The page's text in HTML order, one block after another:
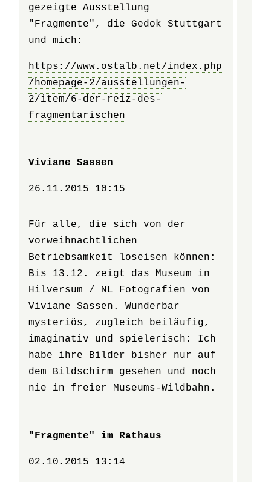
gezeigte Ausstellung
"Fragmente", die Gedok Stuttgart
und mich:
https://www.ostalb.net/index.php
/homepage-2/ausstellungen-
2/item/6-der-reiz-des-
fragmentarischen
Viviane Sassen
26.11.2015 10:15
Für alle, die sich von der
vorweihnachtlichen
Betriebsamkeit loseisen können:
Bis 13.12. zeigt das Museum in
Hilversum / NL Fotografien von
Viviane Sassen. Wunderbar
mysteriös, zugleich beiläufig,
imaginativ und spielerisch: Ich
habe ihre Bilder bisher nur auf
dem Bildschirm gesehen und noch
nie in freier Museums-Wildbahn.
"Fragmente" im Rathaus
02.10.2015 13:14